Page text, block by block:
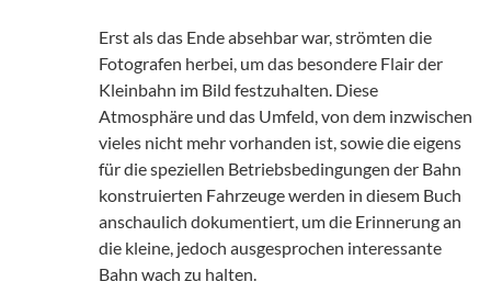
Erst als das Ende absehbar war, strömten die
Fotografen herbei, um das besondere Flair der
Kleinbahn im Bild festzuhalten. Diese
Atmosphäre und das Umfeld, von dem inzwischen
vieles nicht mehr vorhanden ist, sowie die eigens
für die speziellen Betriebsbedingungen der Bahn
konstruierten Fahrzeuge werden in diesem Buch
anschaulich dokumentiert, um die Erinnerung an
die kleine, jedoch ausgesprochen interessante
Bahn wach zu halten.